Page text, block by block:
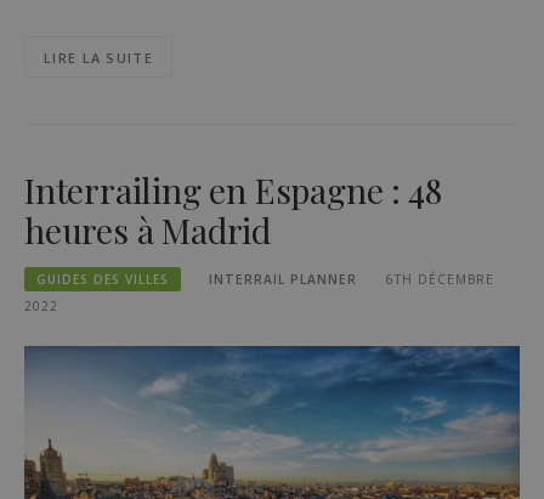
LIRE LA SUITE
Interrailing en Espagne : 48
heures à Madrid
GUIDES DES VILLES INTERRAIL PLANNER
6TH DÉCEMBRE
2022